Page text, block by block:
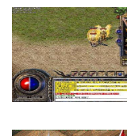
在传奇私服里面